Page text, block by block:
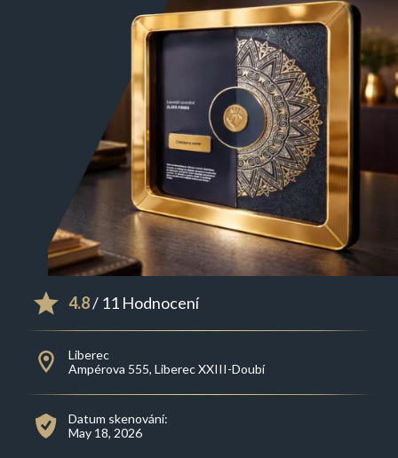
4.8/ 11 Hodnocení
Liberec
Ampérova 555, Liberec XXIII-Doubí
Datum skenování:
May 18, 2026